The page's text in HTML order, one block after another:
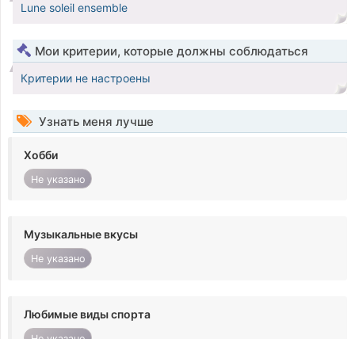
Lune soleil ensemble
Мои критерии, которые должны соблюдаться
Критерии не настроены
Узнать меня лучше
Хобби
Не указано
Музыкальные вкусы
Не указано
Любимые виды спорта